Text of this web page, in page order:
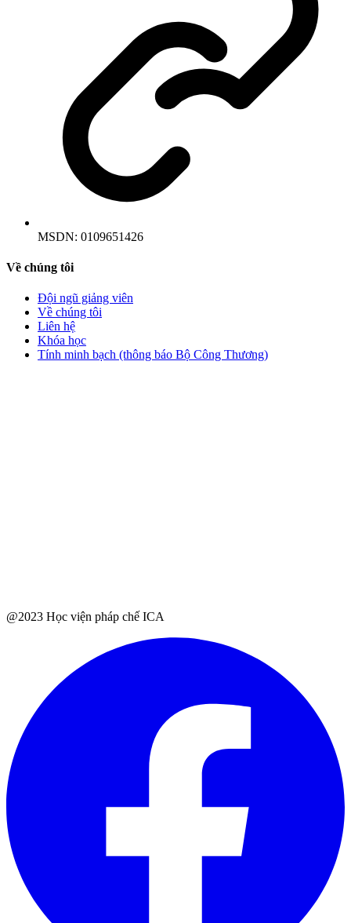
MSDN: 0109651426
Về chúng tôi
Đội ngũ giảng viên
Về chúng tôi
Liên hệ
Khóa học
Tính minh bạch (thông báo Bộ Công Thương)
@2023 Học viện pháp chế ICA